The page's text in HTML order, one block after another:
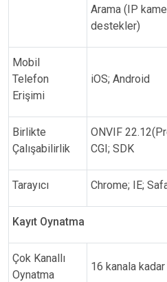
Arama (IP
destekler)
Mobil
Telefon
Erişimi
iOS; Android
Birlikte
Çalışabilirlik
ONVIF
CGI; SDK
Tarayıcı Chrome; IE;
Kayıt Oynatma
Çok Kanallı
Oynatma
16 kanala kadar